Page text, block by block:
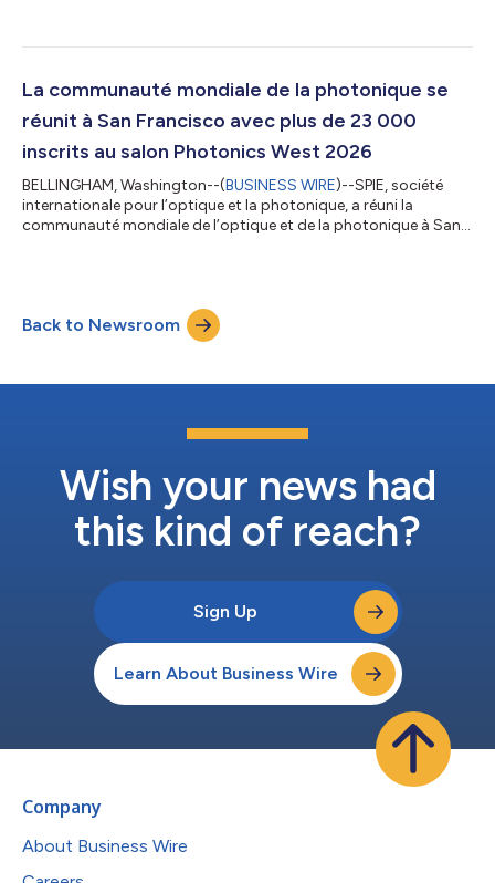
000 à 11 000 dollars et les lauréats sont sélectionnés parmi
profondément attachée à l’inclusion en faveur des femmes et
La communauté mondiale de la photonique se
réunit à San Francisco avec plus de 23 000
inscrits au salon Photonics West 2026
BELLINGHAM, Washington--(BUSINESS WIRE)--SPIE, société
internationale pour l’optique et la photonique, a réuni la
communauté mondiale de l’optique et de la photonique à San
participants de 40 pays, mettant en avant l’esprit
transnational et collaboratif de cette industrie interdisciplinaire.
Cet événement dynamique s’est...
Back to Newsroom
Wish your news had
this kind of reach?
Sign Up
Learn About Business Wire
Company
About Business Wire